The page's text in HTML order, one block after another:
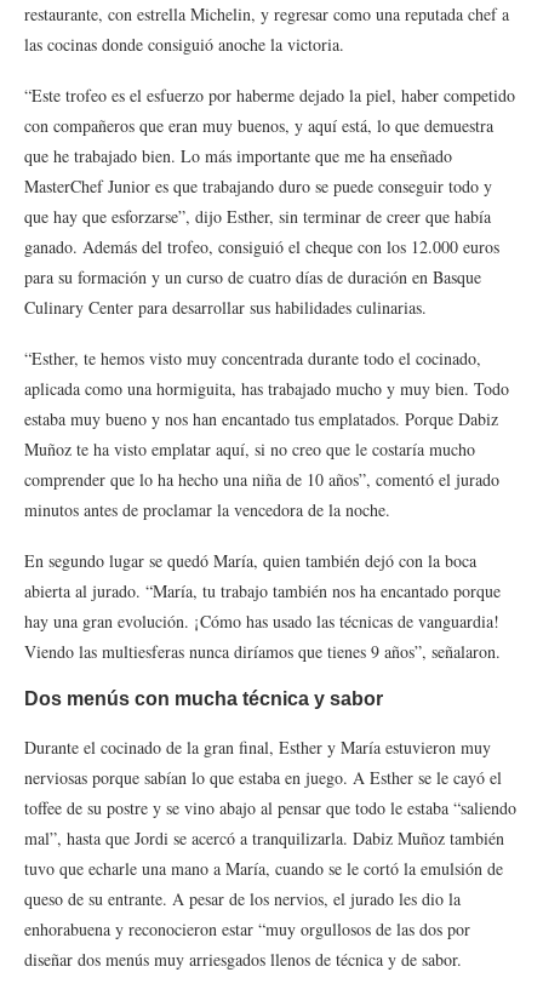
restaurante, con estrella Michelin, y regresar como una reputada chef a
las cocinas donde consiguió anoche la victoria.
“Este trofeo es el esfuerzo por haberme dejado la piel, haber competido
con compañeros que eran muy buenos, y aquí está, lo que demuestra
que he trabajado bien. Lo más importante que me ha enseñado
MasterChef Junior es que trabajando duro se puede conseguir todo y
que hay que esforzarse”, dijo Esther, sin terminar de creer que había
ganado. Además del trofeo, consiguió el cheque con los 12.000 euros
para su formación y un curso de cuatro días de duración en Basque
Culinary Center para desarrollar sus habilidades culinarias.
“Esther, te hemos visto muy concentrada durante todo el cocinado,
aplicada como una hormiguita, has trabajado mucho y muy bien. Todo
estaba muy bueno y nos han encantado tus emplatados. Porque Dabiz
Muñoz te ha visto emplatar aquí, si no creo que le costaría mucho
comprender que lo ha hecho una niña de 10 años”, comentó el jurado
minutos antes de proclamar la vencedora de la noche.
En segundo lugar se quedó María, quien también dejó con la boca
abierta al jurado. “María, tu trabajo también nos ha encantado porque
hay una gran evolución. ¡Cómo has usado las técnicas de vanguardia!
Viendo las multiesferas nunca diríamos que tienes 9 años”, señalaron.
Dos menús con mucha técnica y sabor
Durante el cocinado de la gran final, Esther y María estuvieron muy
nerviosas porque sabían lo que estaba en juego. A Esther se le cayó el
toffee de su postre y se vino abajo al pensar que todo le estaba “saliendo
mal”, hasta que Jordi se acercó a tranquilizarla. Dabiz Muñoz también
tuvo que echarle una mano a María, cuando se le cortó la emulsión de
queso de su entrante. A pesar de los nervios, el jurado les dio la
enhorabuena y reconocieron estar “muy orgullosos de las dos por
diseñar dos menús muy arriesgados llenos de técnica y de sabor.